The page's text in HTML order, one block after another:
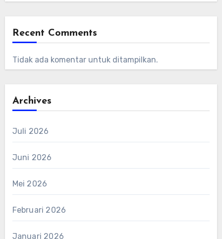
Recent Comments
Tidak ada komentar untuk ditampilkan.
Archives
Juli 2026
Juni 2026
Mei 2026
Februari 2026
Januari 2026